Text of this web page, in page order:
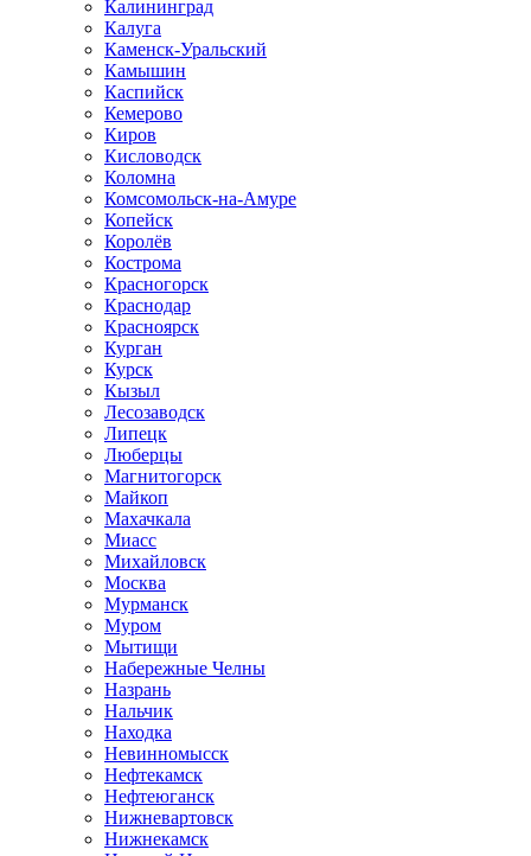
Калининград
Калуга
Каменск-Уральский
Камышин
Каспийск
Кемерово
Киров
Кисловодск
Коломна
Комсомольск-на-Амуре
Копейск
Королёв
Кострома
Красногорск
Краснодар
Красноярск
Курган
Курск
Кызыл
Лесозаводск
Липецк
Люберцы
Магнитогорск
Майкоп
Махачкала
Миасс
Михайловск
Москва
Мурманск
Муром
Мытищи
Набережные Челны
Назрань
Нальчик
Находка
Невинномысск
Нефтекамск
Нефтеюганск
Нижневартовск
Нижнекамск